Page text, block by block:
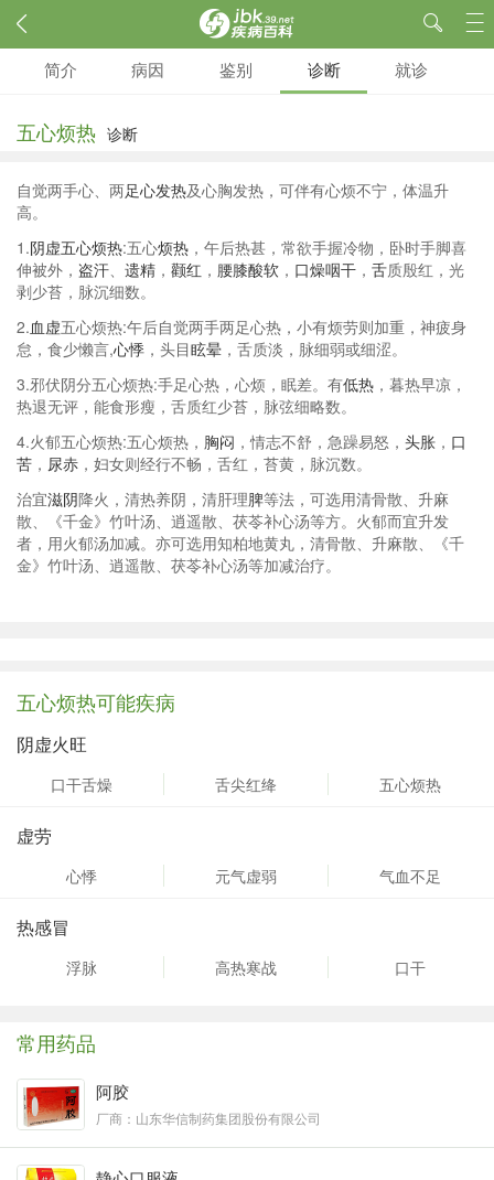
简介 病因 鉴别 诊断 就诊
五心烦热 诊断
自觉两手心、两足心发热及心胸发热，可伴有心烦不宁，体温升
高。
1.阴虚五心烦热:五心烦热 ，午后热甚，常欲手握冷物，卧时手脚喜
伸被外， 盗汗、 遗精 ， 颧红 ， 腰膝酸软 ， 口燥咽干 ， 舌质殷红，光
剥少苔，脉沉细数。
2.血虚五心烦热:午后自觉两手两足心热，小有烦劳则加重，神疲身
怠，食少懒言,心悸 ，头目眩晕 ，舌质淡，脉细弱或细涩。
3.邪伏阴分五心烦热:手足心热，心烦，眠差。有低热 ，暮热早凉，
热退无评，能食形瘦，舌质红少苔，脉弦细略数。
4.火郁五心烦热:五心烦热， 胸闷 ，情志不舒，急躁易怒， 头胀 ， 口
苦 ， 尿赤 ，妇女则经行不畅，舌红，苔黄，脉沉数。
治宜滋阴降火，清热养阴，清肝理脾等法，可选用清骨散、升麻
散、《千金》竹叶汤、逍遥散、茯苓补心汤等方。火郁而宜升发
者，用火郁汤加减。亦可选用知柏地黄丸，清骨散、升麻散、《千
金》竹叶汤、逍遥散、茯苓补心汤等加减治疗。
五心烦热可能疾病
阴虚火旺
口干舌燥 舌尖红绛 五心烦热
虚劳
心悸 元气虚弱 气血不足
热感冒
浮脉 高热寒战 口干
常用药品
阿胶
厂商：山东华信制药集团股份有限公司